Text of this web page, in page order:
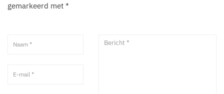
gemarkeerd met *